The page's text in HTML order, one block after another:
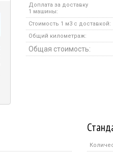
Доплата за доставку
1 машины:
Стоимость 1 м3 с доставкой:
Общий километраж:
Общая стоимость: